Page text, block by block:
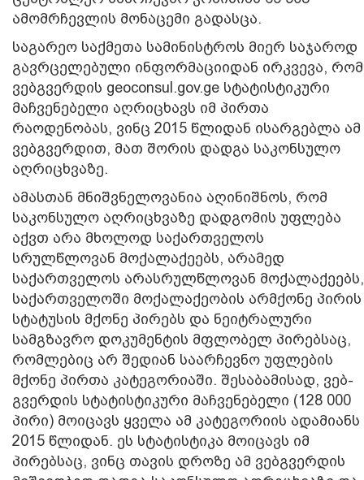
ამომრჩევლის მონაცემი გადასცა.
საგარეო საქმეთა სამინისტროს მიერ საჯაროდ
გავრცელებული ინფორმაციიდან ირკვევა, რომ
ვებგვერდის geoconsul.gov.ge სტატისტიკური
მაჩვენებელი აღრიცხავს იმ პირთა
რაოდენობას, ვინც 2015 წლიდან ისარგებლა ამ
ვებგვერდით, მათ შორის დადგა საკონსულო
აღრიცხვაზე.
ამასთან მნიშვნელოვანია აღინიშნოს, რომ
საკონსულო აღრიცხვაზე დადგომის უფლება
აქვთ არა მხოლოდ საქართველოს
სრულწლოვან მოქალაქეებს, არამედ
საქართველოს არასრულწლოვან მოქალაქეებს,
საქართველოში მოქალაქეობის არმქონე პირის
სტატუსის მქონე პირებს და ნეიტრალური
სამგზავრო დოკუმენტის მფლობელ პირებსაც,
რომლებიც არ შედიან საარჩევნო უფლების
მქონე პირთა კატეგორიაში. შესაბამისად, ვებ-
გვერდის სტატისტიკური მაჩვენებელი (128 000
პირი) მოიცავს ყველა ამ კატეგორიის ადამიანს
2015 წლიდან. ეს სტატისტიკა მოიცავს იმ
პირებსაც, ვინც თავის დროზე ამ ვებგვერდის